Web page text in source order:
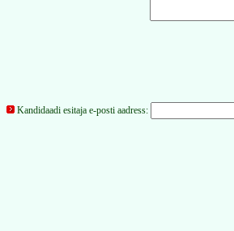
Kandidaadi esitaja e-posti aadress: